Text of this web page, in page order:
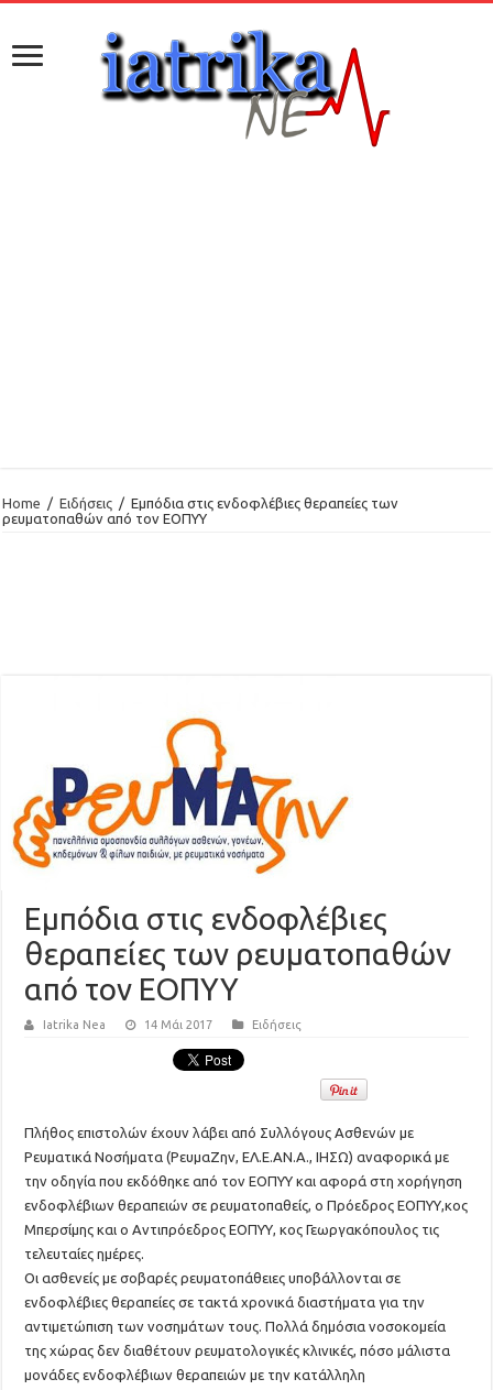
Home / Ειδήσεις / Εμπόδια στις ενδοφλέβιες θεραπείες των
ρευματοπαθών από τον ΕΟΠΥΥ
Εμπόδια στις ενδοφλέβιες
θεραπείες των ρευματοπαθών
από τον ΕΟΠΥΥ
Iatrika Nea 14 Μάι 2017 Ειδήσεις
Πλήθος επιστολών έχουν λάβει από ΣυλλόγουςΑσθενών με
Ρευματικά Νοσήματα (ΡευμαΖην, ΕΛ.Ε.ΑΝ.Α., ΙΗΣΩ) αναφορικά με
την οδηγία που εκδόθηκε από τον ΕΟΠΥΥ και αφορά στη χορήγηση
ενδοφλέβιων θεραπειών σε ρευματοπαθείς, ο Πρόεδρος ΕΟΠΥΥ,κος
Μπερσίμηςκαι ο Αντιπρόεδρος ΕΟΠΥΥ, κος Γεωργακόπουλος τις
τελευταίεςημέρες.
Οι ασθενείς με σοβαρές ρευματοπάθειες υποβάλλονται σε
ενδοφλέβιες θεραπείες σε τακτά χρονικά διαστήματα για την
αντιμετώπιση των νοσημάτων τους.Πολλά δημόσια νοσοκομεία
της χώρας δεν διαθέτουν ρευματολογικές κλινικές, πόσο μάλιστα
μονάδες ενδοφλέβιων θεραπειών με την κατάλληλη